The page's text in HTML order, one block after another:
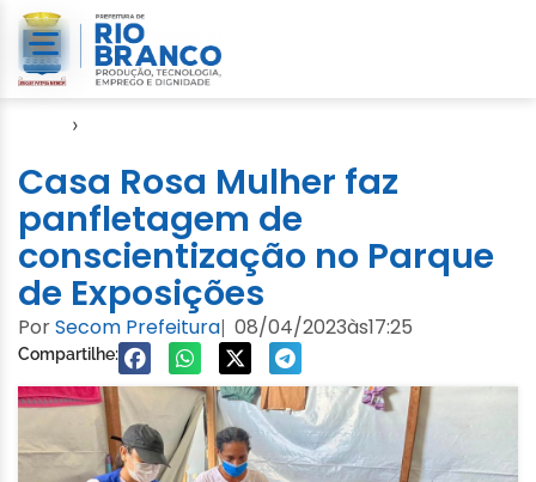
›
Casa Rosa Mulher faz
panfletagem de
conscientização no Parque
de Exposições
PorSecom Prefeitura| 08/04/2023às17:25
Compartilhe: